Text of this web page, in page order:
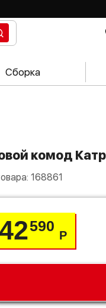
Сборка
комод
168861
590
Р